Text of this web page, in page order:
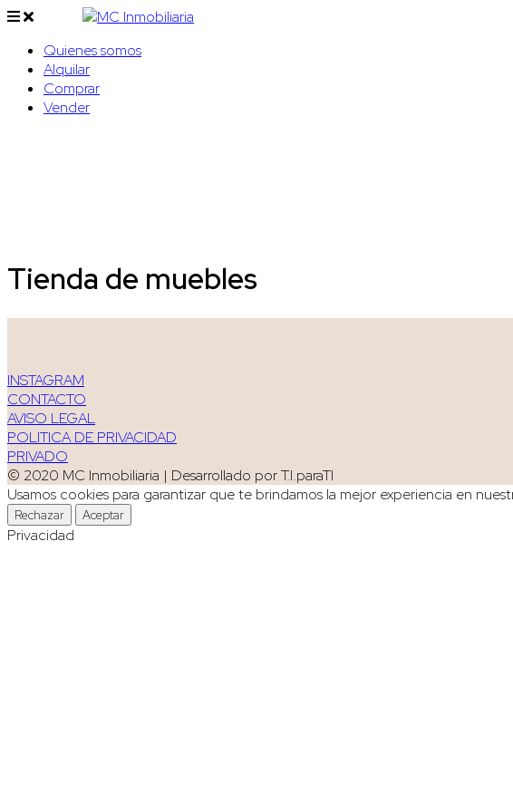
Quienes somos
Alquilar
Comprar
Vender
Tienda de muebles
INSTAGRAM
CONTACTO
AVISO LEGAL
POLITICA DE PRIVACIDAD
PRIVADO
© 2020 MC Inmobiliaria | Desarrollado por T.I.paraTI
Usamos cookies para garantizar que te brindamos la mejor experiencia en
Rechazar Aceptar
Privacidad